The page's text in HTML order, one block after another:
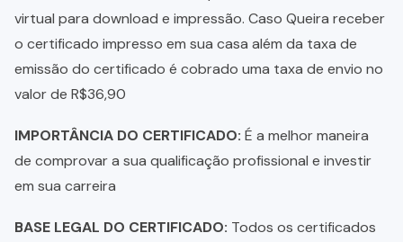
virtual para download e impressão. Caso Queira receber
o certificado impresso em sua casa além da taxa de
emissão do certificado é cobrado uma taxa de envio no
valor de R$36,90
IMPORTÂNCIA DO CERTIFICADO: É a melhor maneira
de comprovar a sua qualificação profissional e investir
em sua carreira
BASE LEGAL DO CERTIFICADO: Todos os certificados